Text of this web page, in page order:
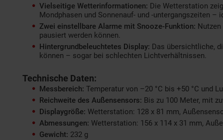
Vielseitige Wetterinformationen: Die Wetterstation
Mondphasen und Sonnenauf- und -untergangszeiten –
Zwei einstellbare Alarme mit Snooze-Funktion:
pausiert werden können.
Hintergrundbeleuchtetes Display: Das übersichtliche,
können – sogar bei schlechten Lichtverhältnissen.
Technische Daten:
Messbereich: Temperatur von –20 °C bis +50 °C und
Reichweite des Außensensors: Bis zu 100 Meter, mit
Displaygröße: Wetterstation: 128 x 81 mm,
Abmessungen: Wetterstation: 156 x 114 x 31 mm,
Gewicht: 232 g